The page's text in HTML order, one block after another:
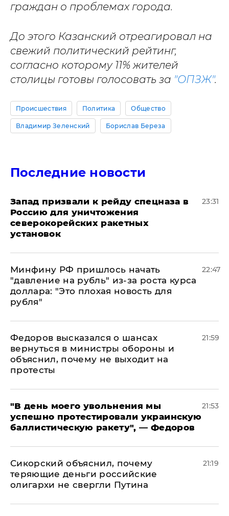
граждан о проблемах города.
До этого Казанский отреагировал на
свежий политический рейтинг,
согласно которому 11% жителей
столицы готовы голосовать за "ОПЗЖ".
Происшествия Политика Общество
Владимир Зеленский Борислав Береза
Последние новости
Запад призвали к рейду спецназа в
Россию для уничтожения
северокорейских ракетных
установок
23:31
Минфину РФ пришлось начать
"давление на рубль" из-за роста курса
доллара: "Это плохая новость для
рубля"
22:47
Федоров высказался о шансах
вернуться в министры обороны и
объяснил, почему не выходит на
протесты
21:59
​"В день моего увольнения мы
успешно протестировали украинскую
баллистическую ракету", — Федоров
21:53
Сикорский объяснил, почему
теряющие деньги российские
олигархи не свергли Путина
21:19